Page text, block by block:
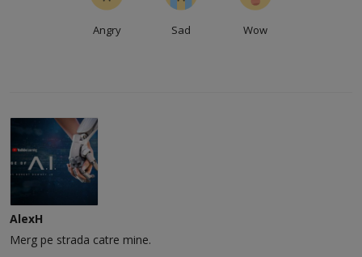
Angry Sad Wow
AlexH
Merg pe strada catre mine.